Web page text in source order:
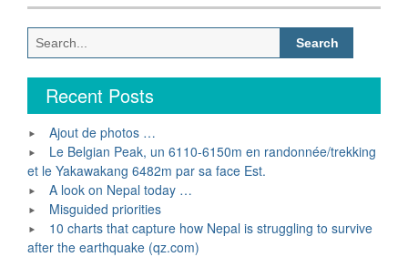
Search
for:
Recent Posts
Ajout de photos …
Le Belgian Peak, un 6110-6150m en randonnée/trekking
et le Yakawakang 6482m par sa face Est.
A look on Nepal today …
Misguided priorities
10 charts that capture how Nepal is struggling to survive
after the earthquake (qz.com)